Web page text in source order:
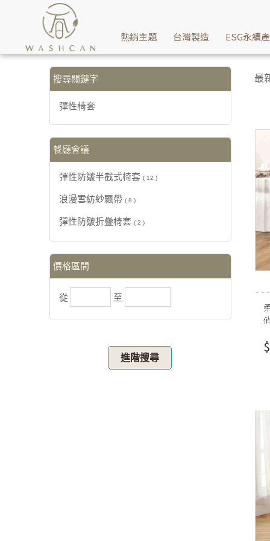
【彈性椅套】搜尋結果 | Washcan瓦士肯
熱銷主題 台灣製造 ESG永續
搜尋關鍵字
彈性椅套
餐廳會議
彈性防皺半截式椅套 ( 12 )
浪漫雪紡紗飄帶 ( 8 )
彈性防皺折疊椅套 ( 2 )
價格區間
從 至
進階搜尋
最